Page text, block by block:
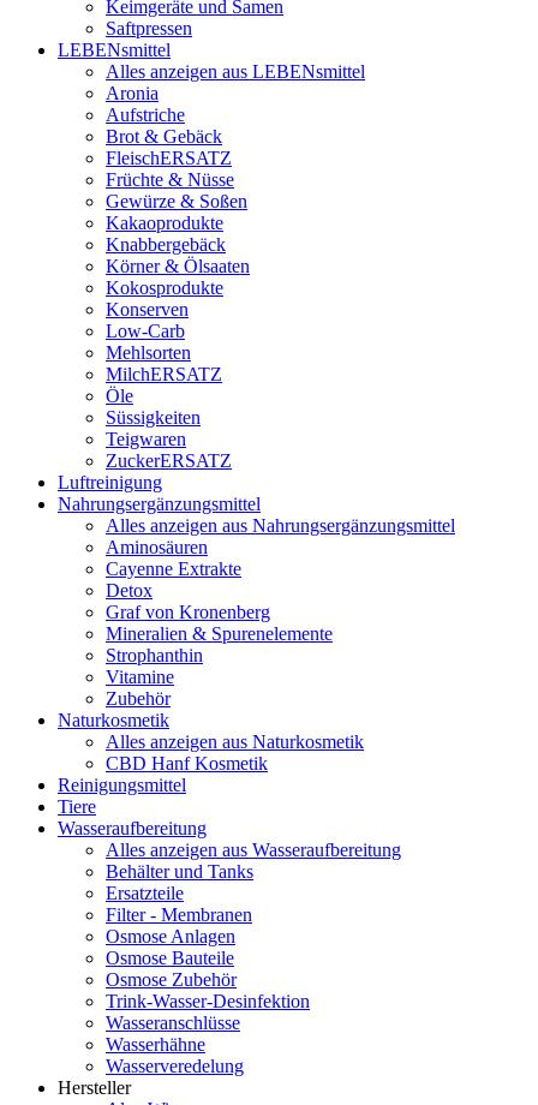
Keimgeräte und Samen
Saftpressen
LEBENsmittel
Alles anzeigen aus LEBENsmittel
Aronia
Aufstriche
Brot & Gebäck
FleischERSATZ
Früchte & Nüsse
Gewürze & Soßen
Kakaoprodukte
Knabbergebäck
Körner & Ölsaaten
Kokosprodukte
Konserven
Low-Carb
Mehlsorten
MilchERSATZ
Öle
Süssigkeiten
Teigwaren
ZuckerERSATZ
Luftreinigung
Nahrungsergänzungsmittel
Alles anzeigen aus Nahrungsergänzungsmittel
Aminosäuren
Cayenne Extrakte
Detox
Graf von Kronenberg
Mineralien & Spurenelemente
Strophanthin
Vitamine
Zubehör
Naturkosmetik
Alles anzeigen aus Naturkosmetik
CBD Hanf Kosmetik
Reinigungsmittel
Tiere
Wasseraufbereitung
Alles anzeigen aus Wasseraufbereitung
Behälter und Tanks
Ersatzteile
Filter - Membranen
Osmose Anlagen
Osmose Bauteile
Osmose Zubehör
Trink-Wasser-Desinfektion
Wasseranschlüsse
Wasserhähne
Wasserveredelung
Hersteller